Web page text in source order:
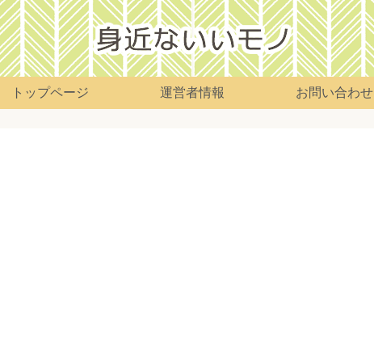
トップページ 運営者情報 お問い合わせ